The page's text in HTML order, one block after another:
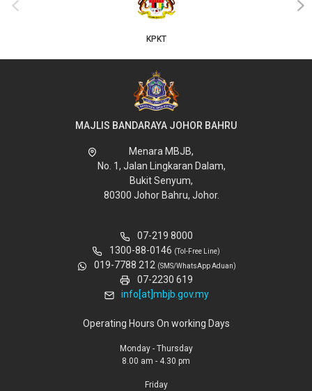
KPKT
‹ ›
MAJLIS BANDARAYA JOHOR BAHRU
Menara MBJB,
No. 1, Jalan Lingkaran Dalam,
Bukit Senyum,
80300 Johor Bahru, Johor.
07-219 8000
1300-88-0146 (Tol-Free Line)
019-7788 212 (SMS/WhatsApp Aduan)
07-2230 619
info[at]mbjb.gov.my
Operating Hours On working Days
Monday - Thursday
8.00 am - 4.30 pm
Friday